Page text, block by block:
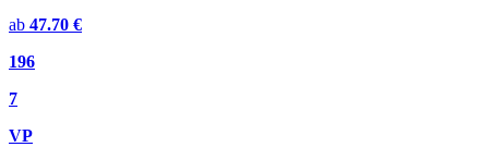
ab 47.70 €
196
7
VP